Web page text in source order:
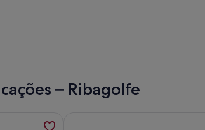
– Ribagolfe
17TH FLOOR RIVER VIEW; é aberto um novo
Cómoda, relaxante, amiga da natureza.
Mais informações sobre